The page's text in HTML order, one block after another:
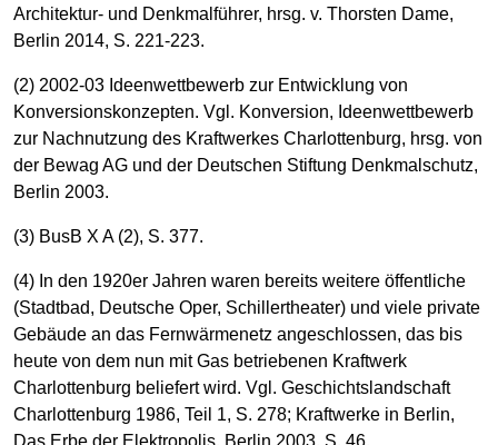
Architektur- und Denkmalführer, hrsg. v. Thorsten Dame,
Berlin 2014, S. 221-223.
(2) 2002-03 Ideenwettbewerb zur Entwicklung von
Konversionskonzepten. Vgl. Konversion, Ideenwettbewerb
zur Nachnutzung des Kraftwerkes Charlottenburg, hrsg. von
der Bewag AG und der Deutschen Stiftung Denkmalschutz,
Berlin 2003.
(3) BusB X A (2), S. 377.
(4) In den 1920er Jahren waren bereits weitere öffentliche
(Stadtbad, Deutsche Oper, Schillertheater) und viele private
Gebäude an das Fernwärmenetz angeschlossen, das bis
heute von dem nun mit Gas betriebenen Kraftwerk
Charlottenburg beliefert wird. Vgl. Geschichtslandschaft
Charlottenburg 1986, Teil 1, S. 278; Kraftwerke in Berlin,